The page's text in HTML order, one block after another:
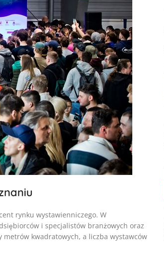
rynku wystawienniczego. W
i specjalistów branżowych oraz
kwadratowych, a liczba wystawców